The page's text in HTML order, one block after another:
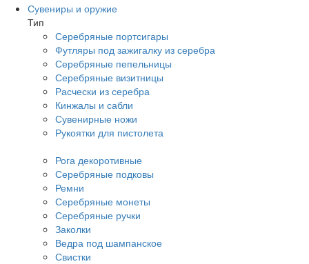
Сувениры и оружие
Тип
Серебряные портсигары
Футляры под зажигалку из серебра
Серебряные пепельницы
Серебряные визитницы
Расчески из серебра
Кинжалы и сабли
Сувенирные ножи
Рукоятки для пистолета
Рога декоротивные
Серебряные подковы
Ремни
Серебряные монеты
Серебряные ручки
Заколки
Ведра под шампанское
Свистки